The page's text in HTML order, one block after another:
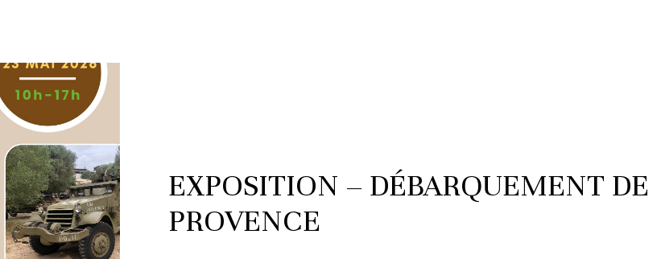
EXPOSITION – DÉBARQUEMENT DE
PROVENCE